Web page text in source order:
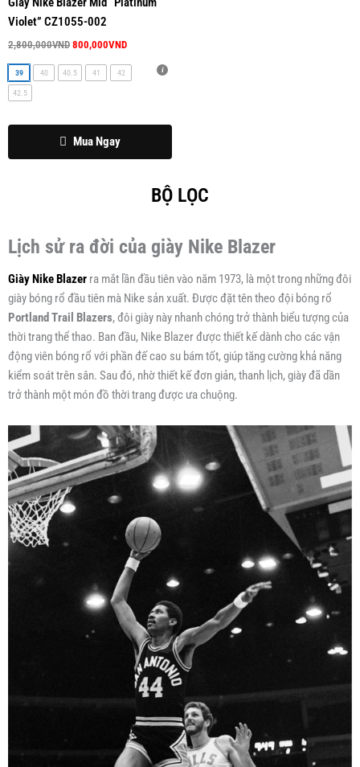
Violet” CZ1055-002
2,800,000VND 800,000VND
Mua Ngay
tùy
chọn
thể
được
trang
39 40 40.5 41 42
42.5
BỘ LỌC
Lịch sử ra đời của giày Nike Blazer
Giày Nike Blazer ra mắt lần đầu tiên vào năm 1973, là một trong những đôi
giày bóng rổ đầu tiên mà Nike sản xuất. Được đặt tên theo đội bóng rổ
Portland Trail Blazers, đôi giày này nhanh chóng trở thành biểu tượng của
thời trang thể thao. Ban đầu, Nike Blazer được thiết kế dành cho các vận
động viên bóng rổ với phần đế cao su bám tốt, giúp tăng cường khả năng
kiểm soát trên sân. Sau đó, nhờ thiết kế đơn giản, thanh lịch, giày đã dần
trở thành một món đồ thời trang được ưa chuộng.